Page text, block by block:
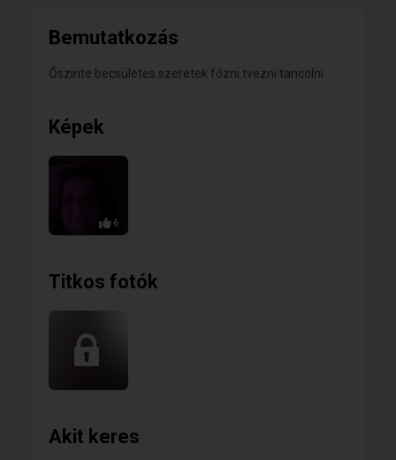
Bemutatkozás
Őszinte becsületes szeretek főzni tvezni tancolni
Képek
6
Titkos fotók
Akit keres